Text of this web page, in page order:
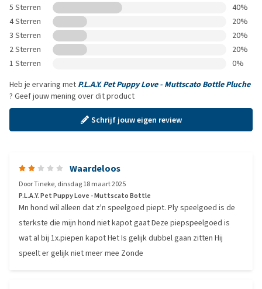
5 Sterren
40%
4 Sterren
20%
3 Sterren
20%
2 Sterren
20%
1 Sterren
0%
Heb je ervaring met P.L.A.Y. Pet Puppy Love - Muttscato Bottle Pluche
? Geef jouw mening over dit product
Schrijf jouw eigen review
Waardeloos
DoorTineke, dinsdag 18 maart 2025
P.L.A.Y. Pet Puppy Love - Muttscato Bottle
Mn hond wil alleen dat z'n speelgoed piept. Ply speelgoed is de
sterkste die mijn hond niet kapot gaat Deze piepspeelgoed is
wat al bij 1x.piepen kapot Het Is gelijk dubbel gaan zitten Hij
speelt er gelijk niet meer mee Zonde